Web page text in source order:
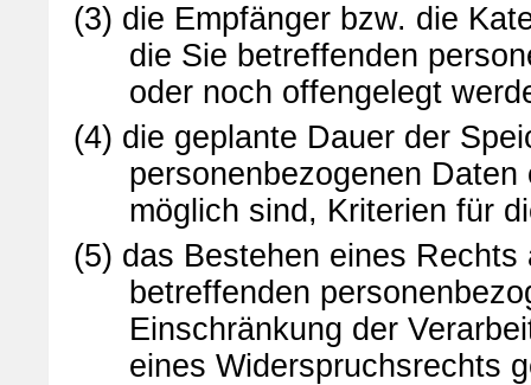
(3) die Empfänger bzw. die
die Sie betreffenden
oder noch offengelegt
(4) die geplante Dauer der
personenbezogenen
möglich sind, Kriterien für
(5) das Bestehen eines
betreffenden
Einschränkung der
eines Widerspruchsrechts